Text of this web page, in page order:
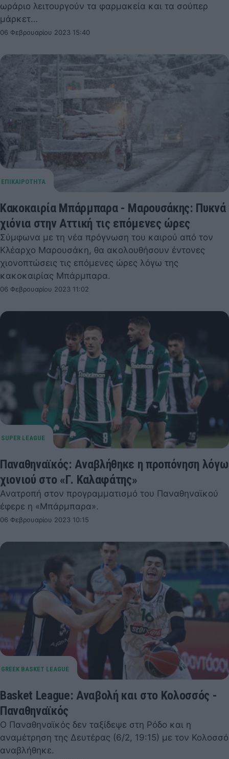
ωράριο λειτουργούν τα φαρμακεία και τα σούπερ
μάρκετ…
06 Φεβρουαρίου 2023 15:40
Κακοκαιρία Μπάρμπαρα - Μαρουσάκης: Πυκνά
χιόνια στην Αττική τις επόμενες ώρες
Σύμφωνα με τη νέα πρόγνωση του καιρού από τον
Κλέαρχο Μαρουσάκη, θα ακολουθήσουν έντονες
χιονοπτώσεις τις επόμενες ώρες λόγω της
κακοκαιρίας Μπάρμπαρα.
06 Φεβρουαρίου 2023 11:02
Παναθηναϊκός: Αναβλήθηκε η προπόνηση λόγω
χιονιού στο «Γ. Καλαφάτης»
Ανατροπή στον προγραμματισμό του Παναθηναϊκού
έφερε η «Μπάρμπαρα».
06 Φεβρουαρίου 2023 10:15
Basket League: Αναβολή και στο Κολοσσός -
Παναθηναϊκός
Ο Παναθηναϊκός δεν ταξίδεψε στη Ρόδο και η
αναμέτρηση της Δευτέρας (6/2, 19:15) με τον Κολοσσό
αναβλήθηκε.